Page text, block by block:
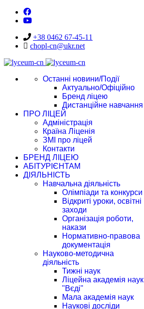
+38 0462 67-45-11
chopl-cn@ukr.net
Останні новини/Події
Актуально/Офіційно
Бренд ліцею
Дистанційне навчання
ПРО ЛІЦЕЙ
Адміністрація
Країна Ліценія
ЗМІ про ліцей
Контакти
БРЕНД ЛІЦЕЮ
АБІТУРІЄНТАМ
ДІЯЛЬНІСТЬ
Навчальна діяльність
Олімпіади та конкурси
Відкриті уроки, освітні
заходи
Організація роботи,
накази
Нормативно-правова
документація
Науково-методична
діяльність
Тижні наук
Ліцейна академія наук
"Вєді"
Мала академія наук
Наукові досліди